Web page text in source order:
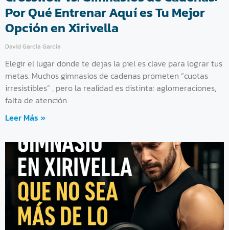
Por Qué Entrenar Aquí es Tu Mejor
Opción en Xirivella
David García García
Elegir el lugar donde te dejas la piel es clave para lograr tus
metas. Muchos gimnasios de cadenas prometen “cuotas
irresistibles” , pero la realidad es distinta: aglomeraciones,
falta de atención
Leer Más »